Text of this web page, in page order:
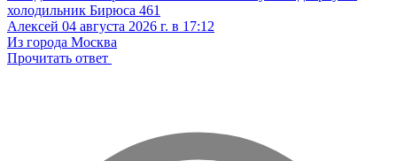
холодильник Бирюса 461
Алексей 04 августа 2026 г. в 17:12
Из города Москва
Прочитать ответ